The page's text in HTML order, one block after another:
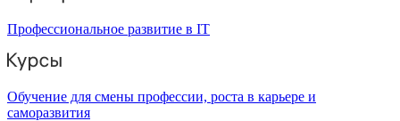
Профессиональное развитие в IT
Обучение для смены профессии, роста в карьере и
саморазвития